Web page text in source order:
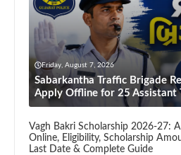
Friday, August 7, 2026
Sabarkantha Traffic Brigade
Apply Offline for 25 Assistant
Vagh Bakri Scholarship 2026-27:
Online, Eligibility, Scholarship
Last Date & Complete Guide